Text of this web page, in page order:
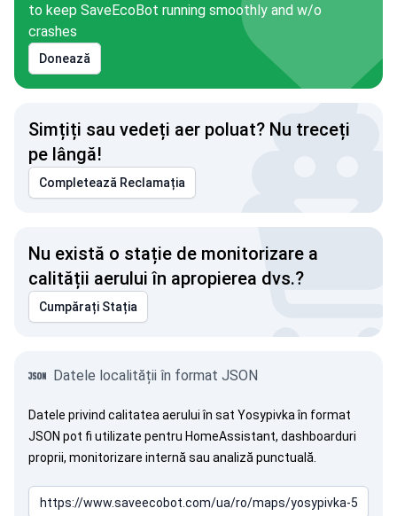
to keep SaveEcoBot running smoothly and w/o
crashes
Donează
Simțiți sau vedeți aer poluat? Nu treceți
pe lângă!
Completează Reclamația
Nu există o stație de monitorizare a
calității aerului în apropierea dvs.?
Cumpărați Stația
Datele localității în format JSON
Datele privind calitatea aerului în sat Yosypivka în format
JSON pot fi utilizate pentru HomeAssistant, dashboarduri
proprii, monitorizare internă sau analiză punctuală.